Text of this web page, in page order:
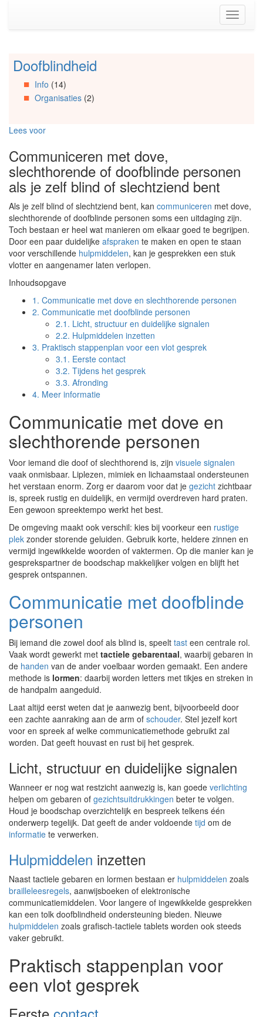
(Accesskey
Toggle
Spring
Artikels
Spring
Spring
Organisaties
Spring
naar
Social
media
Doofblindheid
Info (14)
Organisaties(2)
Lees voor
Communiceren met dove,
slechthorende of doofblinde personen
als je zelf blind of slechtziend bent
Als je zelf blind of slechtziend bent, kan communiceren met dove,
slechthorende of doofblinde personen soms een uitdaging zijn.
Toch bestaan er heel wat manieren om elkaar goed te begrijpen.
Door een paar duidelijke afspraken te maken en open te staan
voor verschillende hulpmiddelen, kan je gesprekken een stuk
vlotter en aangenamer laten verlopen.
Inhoudsopgave
1. Communicatie met dove en slechthorende personen
2. Communicatie met doofblinde personen
2.1. Licht, structuur en duidelijke signalen
2.2. Hulpmiddelen inzetten
3. Praktisch stappenplan voor een vlot gesprek
3.1. Eerste contact
3.2. Tijdens het gesprek
3.3. Afronding
4. Meer informatie
Communicatie met dove en
slechthorende personen
Voor iemand die doof of slechthorend is, zijn visuele signalen
vaak onmisbaar. Liplezen, mimiek en lichaamstaal ondersteunen
het verstaan enorm. Zorg er daarom voor dat je gezicht zichtbaar
is, spreek rustig en duidelijk, en vermijd overdreven hard praten.
Een gewoon spreektempo werkt het best.
De omgeving maakt ook verschil: kies bij voorkeur een rustige
plek zonder storende geluiden. Gebruik korte, heldere zinnen en
vermijd ingewikkelde woorden of vaktermen. Op die manier kan je
gesprekspartner de boodschap makkelijker volgen en blijft het
gesprek ontspannen.
Communicatie met doofblinde
personen
Bij iemand die zowel doof als blind is, speelt tast een centrale rol.
Vaak wordt gewerkt met tactiele gebarentaal, waarbij gebaren in
de handen van de ander voelbaar worden gemaakt. Een andere
methode is lormen: daarbij worden letters met tikjes en streken in
de handpalm aangeduid.
Laat altijd eerst weten dat je aanwezig bent, bijvoorbeeld door
een zachte aanraking aan de arm of schouder. Stel jezelf kort
voor en spreek af welke communicatiemethode gebruikt zal
worden. Dat geeft houvast en rust bij het gesprek.
Licht, structuur en duidelijke signalen
Wanneer er nog wat restzicht aanwezig is, kan goede verlichting
helpen om gebaren of gezichtsuitdrukkingen beter te volgen.
Houd je boodschap overzichtelijk en bespreek telkens één
onderwerp tegelijk. Dat geeft de ander voldoende tijd om de
informatie te verwerken.
Hulpmiddelen inzetten
Naast tactiele gebaren en lormen bestaan er hulpmiddelen zoals
brailleleesregels, aanwijsboeken of elektronische
communicatiemiddelen. Voor langere of ingewikkelde gesprekken
kan een tolk doofblindheid ondersteuning bieden. Nieuwe
hulpmiddelen zoals grafisch-tactiele tablets worden ook steeds
vaker gebruikt.
Praktisch stappenplan voor
een vlot gesprek